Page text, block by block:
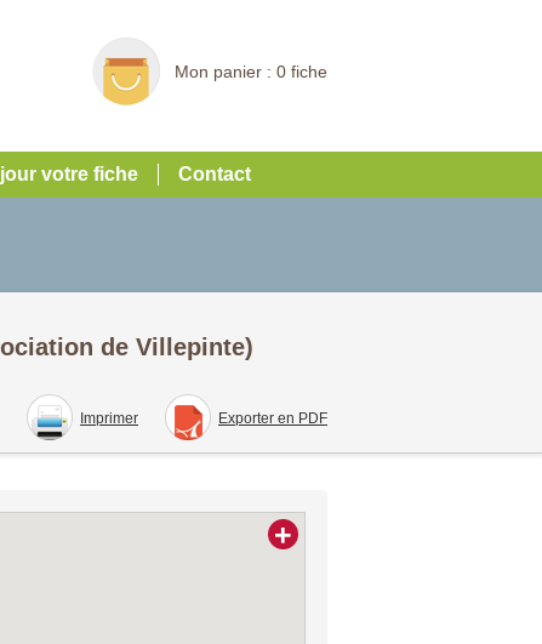
Mon panier : 0 fiche
jour votre fiche Contact
de Villepinte)
Imprimer Exporter en PDF
+